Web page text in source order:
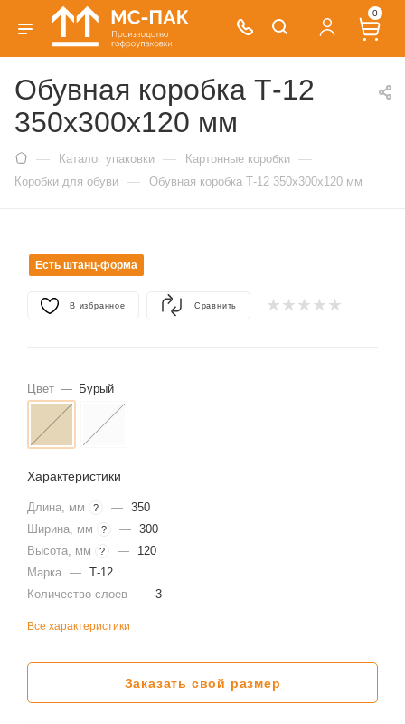
0
Обувная коробка Т-12
350х300х120 мм
— Каталог упаковки — Картонные коробки —
Коробки для обуви — Обувная коробка Т-12 350х300х120 мм
Есть штанц-форма
В избранное Сравнить
Цвет — Бурый
Характеристики
Длина, мм ? — 350
Ширина, мм
? — 300
Высота, мм
? —
120
Марка — Т-12
Количество слоев
— 3
Все характеристики
Заказать свой размер